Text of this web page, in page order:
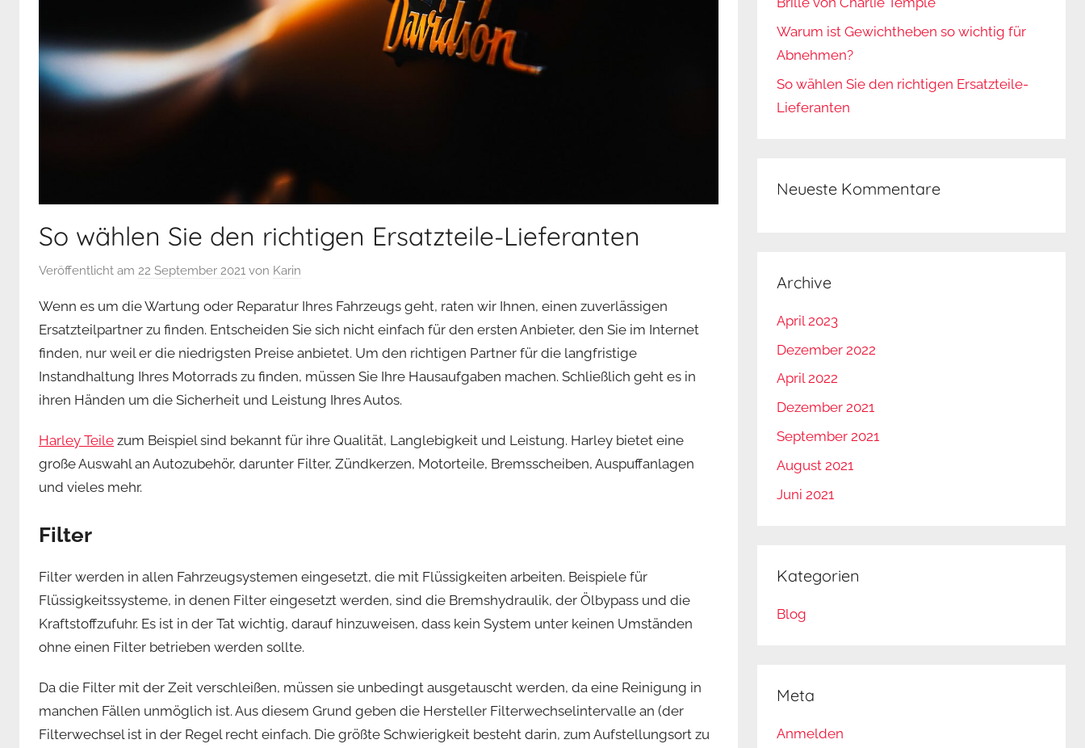
So wählen Sie den richtigen Ersatzteile-Lieferanten
Veröffentlicht am 22 September 2021 von Karin
Wenn es um die Wartung oder Reparatur Ihres Fahrzeugs geht, raten wir Ihnen, einen zuverlässigen
Ersatzteilpartner zu finden. Entscheiden Sie sich nicht einfach für den ersten Anbieter, den Sie im Internet
finden, nur weil er die niedrigsten Preise anbietet. Um den richtigen Partner für die langfristige
Instandhaltung Ihres Motorrads zu finden, müssen Sie Ihre Hausaufgaben machen. Schließlich geht es in
ihren Händen um die Sicherheit und Leistung Ihres Autos.
Harley Teile zum Beispiel sind bekannt für ihre Qualität, Langlebigkeit und Leistung. Harley bietet eine
große Auswahl an Autozubehör, darunter Filter, Zündkerzen, Motorteile, Bremsscheiben, Auspuffanlagen
und vieles mehr.
Filter
Filter werden in allen Fahrzeugsystemen eingesetzt, die mit Flüssigkeiten arbeiten. Beispiele für
Flüssigkeitssysteme, in denen Filter eingesetzt werden, sind die Bremshydraulik, der Ölbypass und die
Kraftstoffzufuhr. Es ist in der Tat wichtig, darauf hinzuweisen, dass kein System unter keinen Umständen
ohne einen Filter betrieben werden sollte.
Da die Filter mit der Zeit verschleißen, müssen sie unbedingt ausgetauscht werden, da eine Reinigung in
manchen Fällen unmöglich ist. Aus diesem Grund geben die Hersteller Filterwechselintervalle an (der
Filterwechsel ist in der Regel recht einfach. Die größte Schwierigkeit besteht darin, zum Aufstellungsort zu
Warum ist Gewichtheben so wichtig für
Abnehmen?
So wählen Sie den richtigen Ersatzteile-
Lieferanten
Neueste Kommentare
Archive
April 2023
Dezember 2022
April 2022
Dezember 2021
September 2021
August 2021
Juni 2021
Kategorien
Blog
Meta
Anmelden